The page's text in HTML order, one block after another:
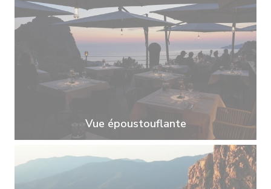
Vue époustouflante